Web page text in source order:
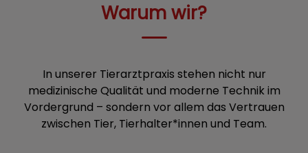
Warum wir?
In unserer Tierarztpraxis stehen nicht nur
medizinische Qualität und moderne Technik im
Vordergrund – sondern vor allem das Vertrauen
zwischen Tier, Tierhalter*innen und Team.